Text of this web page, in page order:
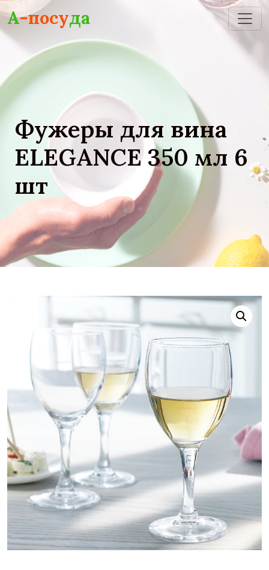
Skip to main content
А-посуда
Фужеры для вина
ELEGANCE 350 мл 6
шт